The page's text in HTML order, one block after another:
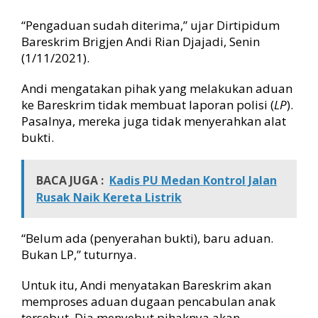
y
a
D
i
d
C
a
b
i
A
a
k
“Pengaduan sudah diterima,” ujar Dirtipidum
Bareskrim Brigjen Andi Rian Djajadi, Senin
(1/11/2021).
Andi mengatakan pihak yang melakukan aduan
ke Bareskrim tidak membuat laporan polisi (LP).
Pasalnya, mereka juga tidak menyerahkan alat
bukti.
BACA JUGA : Kadis PU Medan Kontrol Jalan
Rusak Naik Kereta Listrik
“Belum ada (penyerahan bukti), baru aduan.
Bukan LP,” tuturnya.
Untuk itu, Andi menyatakan Bareskrim akan
memproses aduan dugaan pencabulan anak